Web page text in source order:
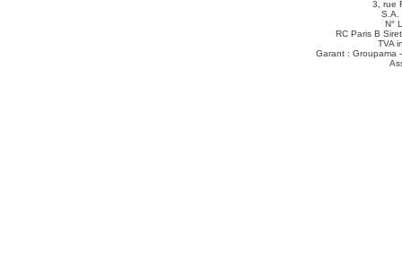
3, rue
S.A.
N°
RC Paris B
TVA
Garant : Groupama